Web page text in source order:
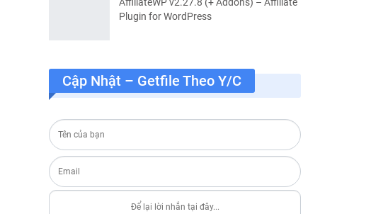
AffiliateWP v2.27.8 (+ Addons) – Affiliate
Plugin for WordPress
Cập Nhật – Getfile Theo Y/c